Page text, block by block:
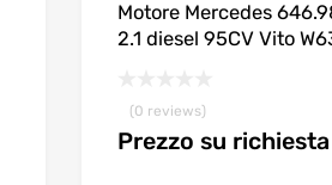
Motore Mercedes
2.1 diesel 95CV Vito
(0 reviews)
Prezzo su richiesta